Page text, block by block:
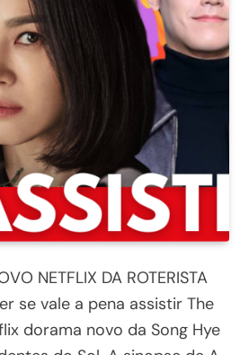
NETFLIX DA ROTERISTA
se vale a pena assistir The
dorama novo da Song Hye